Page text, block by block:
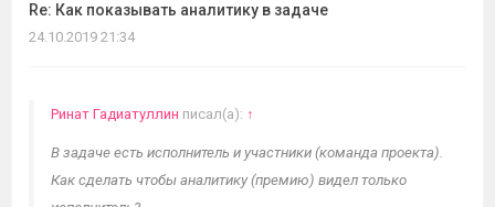
Re: Как показывать аналитику в задаче
24.10.2019 21:34
Ринат Гадиатуллин писал(а): ↑
В задаче есть исполнитель и участники (команда проекта).
Как сделать чтобы аналитику (премию) видел только